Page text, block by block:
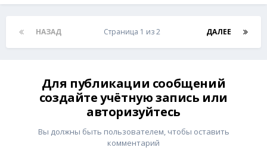
НАЗАД ДАЛЕЕ
Страница 1 из 2
Для публикации сообщений
создайте учётную запись или
авторизуйтесь
Вы должны быть пользователем, чтобы оставить
комментарий